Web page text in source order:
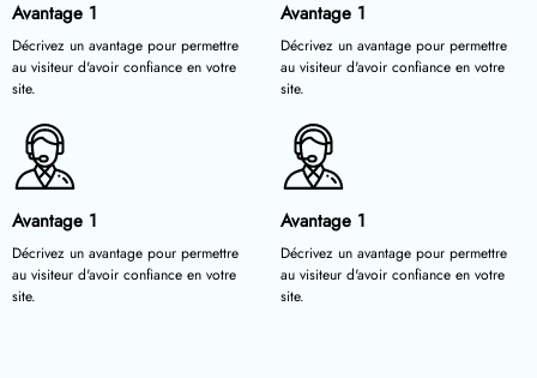
Avantage 1
Décrivez un avantage pour permettre
au visiteur d'avoir confiance en votre
site.
Avantage 1
Décrivez un avantage pour permettre
au visiteur d'avoir confiance en votre
site.
Avantage 1
Décrivez un avantage pour permettre
au visiteur d'avoir confiance en votre
site.
Avantage 1
Décrivez un avantage pour permettre
au visiteur d'avoir confiance en votre
site.